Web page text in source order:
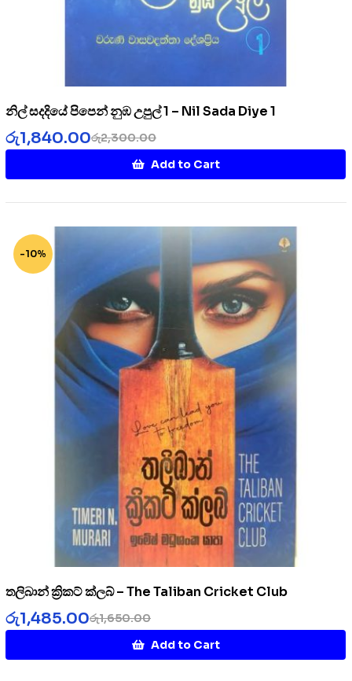
නිල් සදදියේ පිපෙන් නුඹ උපුල් 1 – Nil Sada Diye 1
රු2,300.00
රු1,840.00
Add to Cart
-10%
තලිබාන් ක්‍රිකට් ක්ලබ් – The Taliban Cricket Club
රු1,650.00
රු1,485.00
Add to Cart